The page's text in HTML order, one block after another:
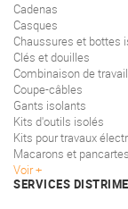
Cadenas
Casques
Chaussures et bottes
Clés et douilles
Combinaison de travail
Coupe-câbles
Gants isolants
Kits d'outils isolés
Kits pour travaux
Macarons et pancartes
Voir
SERVICES